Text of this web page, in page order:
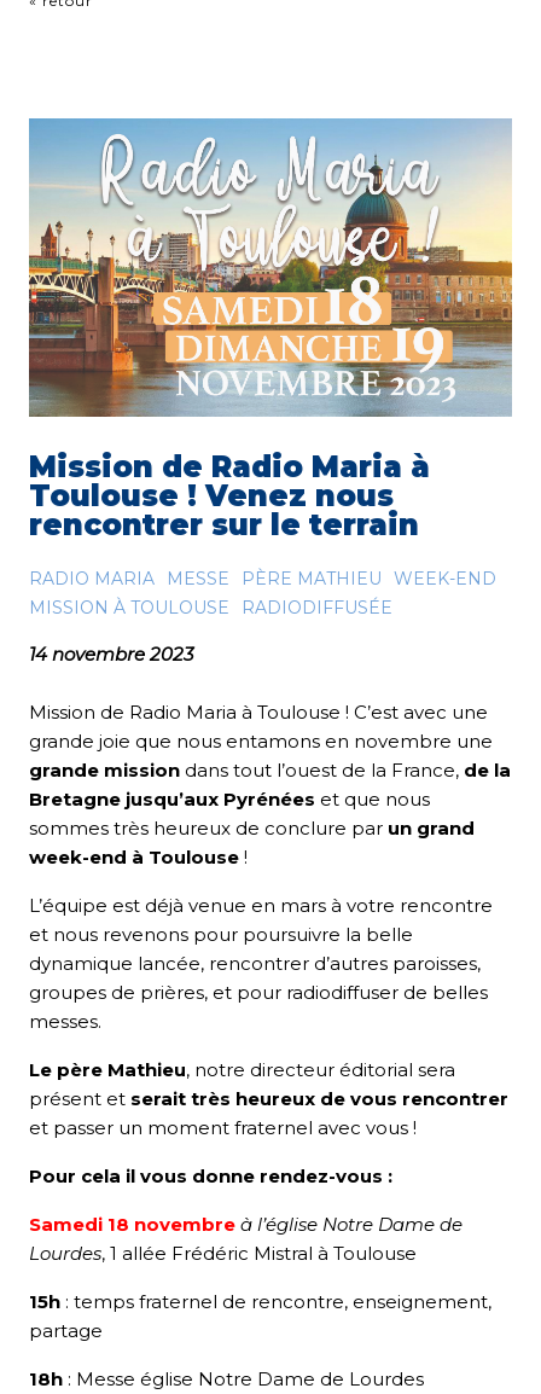
Mission de Radio Maria à
Toulouse ! Venez nous
rencontrer sur le terrain
RADIO MARIA MESSE PÈRE MATHIEU
WEEK-END
MISSION À TOULOUSE
RADIODIFFUSÉE
14 novembre 2023
Mission de Radio Maria à Toulouse ! C’est avec une
grande joie que nous entamons en novembre une
grande mission dans tout l’ouest de la France, de la
Bretagne jusqu’aux Pyrénées et que nous
sommes très heureux de conclure par un grand
week-end à Toulouse !
L’équipe est déjà venue en mars à votre rencontre
et nous revenons pour poursuivre la belle
dynamique lancée, rencontrer d’autres paroisses,
groupes de prières, et pour radiodiffuser de belles
messes.
Le père Mathieu, notre directeur éditorial sera
présent et serait très heureux de vous rencontrer
et passer un moment fraternel avec vous !
Pour cela il vous donne rendez-vous :
Samedi 18 novembre à l’église Notre Dame de
Lourdes, 1 allée Frédéric Mistral à Toulouse
15h : temps fraternel de rencontre, enseignement,
partage
18h : Messe église Notre Dame de Lourdes